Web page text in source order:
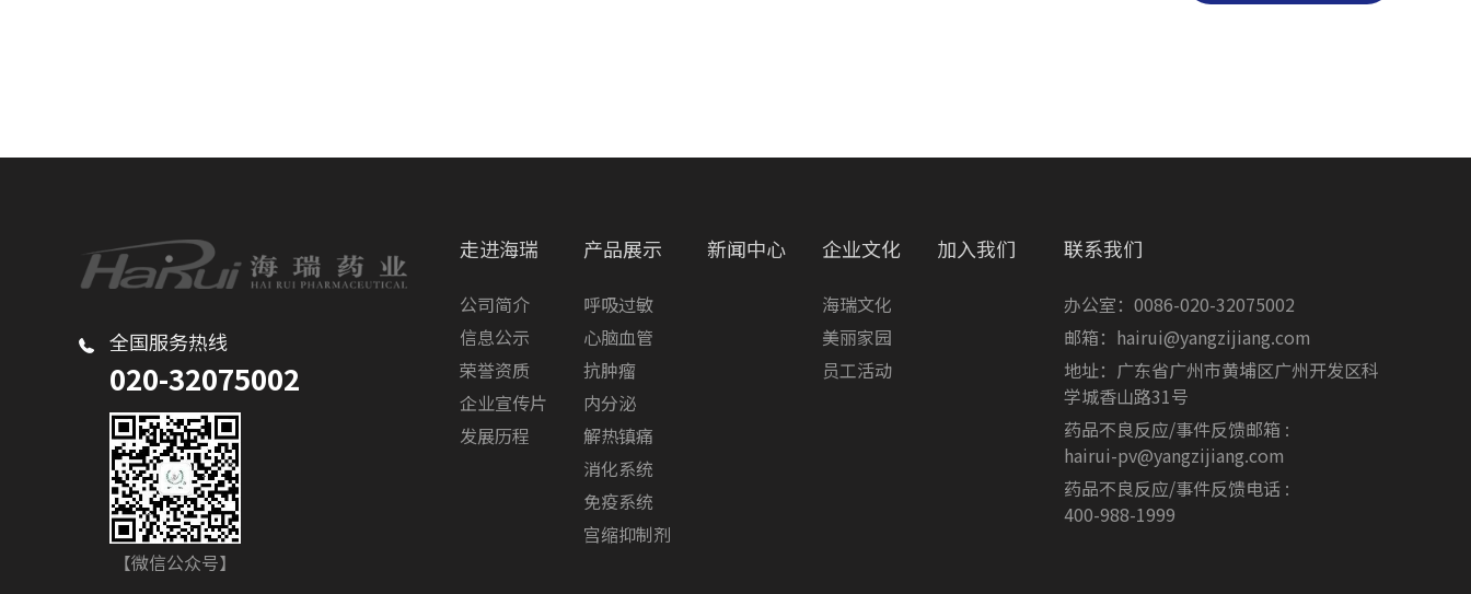
全国服务热线
020-32075002
【微信公众号】
走进海瑞
公司简介
信息公示
荣誉资质
企业宣传片
发展历程
产品展示
呼吸过敏
心脑血管
抗肿瘤
内分泌
解热镇痛
消化系统
免疫系统
宫缩抑制剂
新闻中心 企业文化
海瑞文化
美丽家园
员工活动
加入我们 联系我们
办公室：0086-020-32075002
邮箱：hairui@yangzijiang.com
地址：广东省广州市黄埔区广州开发区科
学城香山路31号
药品不良反应/事件反馈邮箱 :
hairui-pv@yangzijiang.com
药品不良反应/事件反馈电话 :
400-988-1999